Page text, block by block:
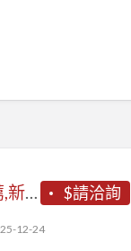
$請洽詢
翻修,老屋浴室翻修,浴室重新裝修
12-24